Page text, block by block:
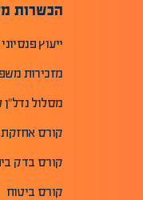
הכשרות
ייעוץ פנסיוני
מזכירות
מסלול נדל"ן
קורס אחזקת
קורס בדק
קורס ביטוח